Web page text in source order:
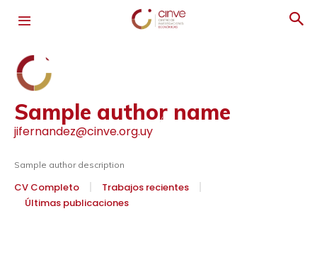
Sample author name
jifernandez@cinve.org.uy
Sample author description
CV Completo
Trabajos recientes
Últimas publicaciones